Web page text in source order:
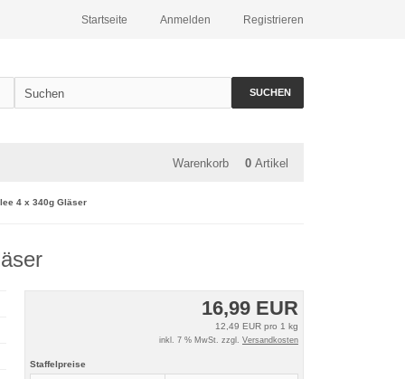
Registrieren
Anmelden
Startseite
SUCHEN
Warenkorb 0 Artikel
4 x 340g Gläser
16,99 EUR
12,49 EUR pro 1 kg
inkl. 7 % MwSt. zzgl. Versandkosten
Staffelpreise